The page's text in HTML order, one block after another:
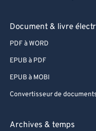
Document & livre
PDF à WORD
EPUB à PDF
EPUB à MOBI
Convertisseur de
Archives & temps